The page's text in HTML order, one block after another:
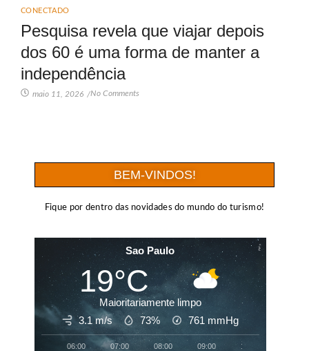
CONECTADO
Pesquisa revela que viajar depois
dos 60 é uma forma de manter a
independência
maio 11, 2026 /No Comments
BEM-VINDOS!
Fique por dentro das novidades do mundo do turismo!
Sao Paulo
19°C
Maioritariamente limpo
3.1 m/s
73% 761 mmHg
06:00 07:00 08:00 09:00 10:00